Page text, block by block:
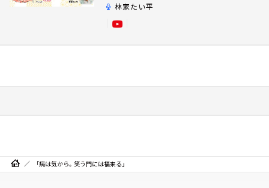
林家たい平
「病は気から。笑う門には福来る」